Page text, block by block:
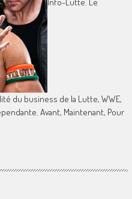
du business de la Lutte, WWE,
Avant, Maintenant, Pour